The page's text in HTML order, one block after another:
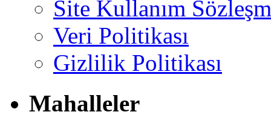
Site Kullanım
Veri Politikası
Gizlilik Politikası
Mahalleler